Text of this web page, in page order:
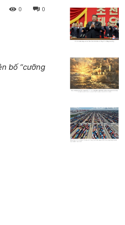
0
0
bố “cưỡng